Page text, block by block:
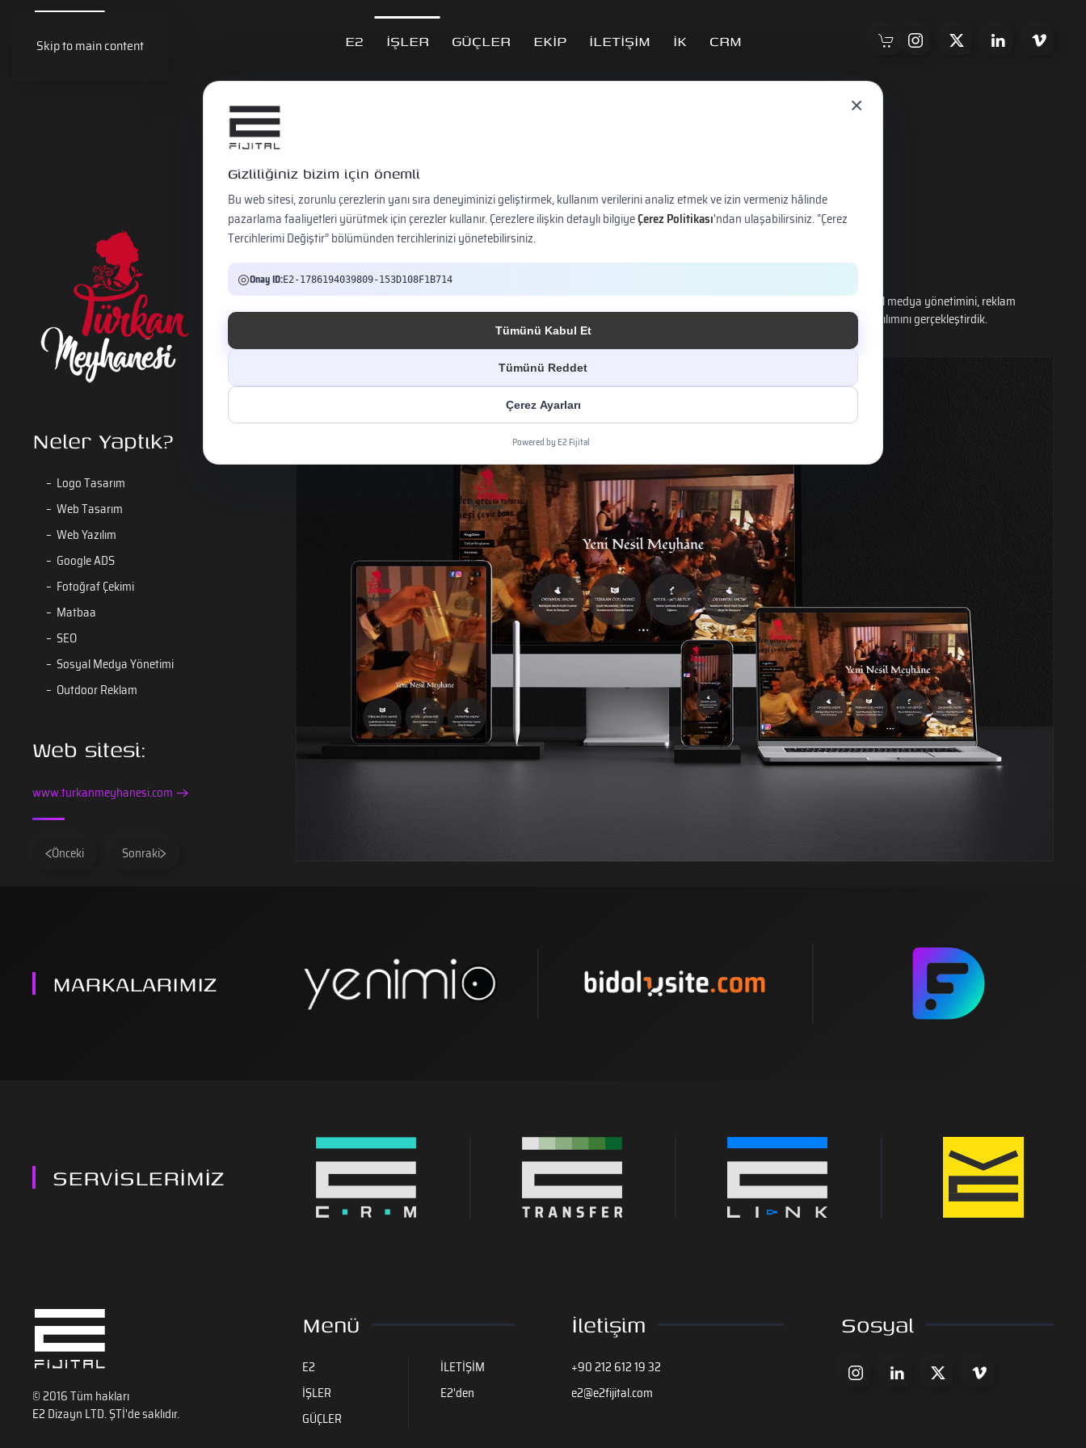
Skip to main content E2 İŞLER GÜÇLER EKİP İLETİŞİM İK CRM
Neler Yaptık?
Logo Tasarım
Web Tasarım
Web Yazılım
Google ADS
Fotoğraf Çekimi
Matbaa
SEO
Sosyal Medya Yönetimi
Outdoor Reklam
Web sitesi:
www.turkanmeyhanesi.com
Önceki Sonraki
Türkan Meyhanesi
Türkan Meyhanesi için logo tasarımı, kartvizit ve çeşitli matbuu evrakların tasarım ve baskılarını, başlangıç için sosyal medya yönetimini, reklam
çalışmaları için video çekimlerini, fotoğraf çekimlerini, outdoor ve dijital reklam çalışmalarını, web sitesi tasarım ve yazılımını gerçekleştirdik.
MARKALARIMIZ
SERVİSLERİMİZ
© 2016 Tüm hakları
E2 Dizayn LTD. ŞTİ'de saklıdır.
Menü
E2
İŞLER
GÜÇLER
İLETİŞİM
E2'den
İletişim
+90 212 612 19 32
e2@e2fijital.com
Sosyal
×
Gizliliğiniz bizim için önemli
Bu web sitesi, zorunlu çerezlerin yanı sıra deneyiminizi geliştirmek, kullanım verilerini analiz etmek ve izin vermeniz hâlinde
pazarlama faaliyetleri yürütmek için çerezler kullanır. Çerezlere ilişkin detaylı bilgiyeÇerez Politikası'ndan ulaşabilirsiniz. “Çerez
Tercihlerimi Değiştir” bölümünden tercihlerinizi yönetebilirsiniz.
◎Onay ID:E2-1786194039809-153D108F1B714
Tümünü Kabul Et
Tümünü Reddet
Çerez Ayarları
Powered by E2 Fijital